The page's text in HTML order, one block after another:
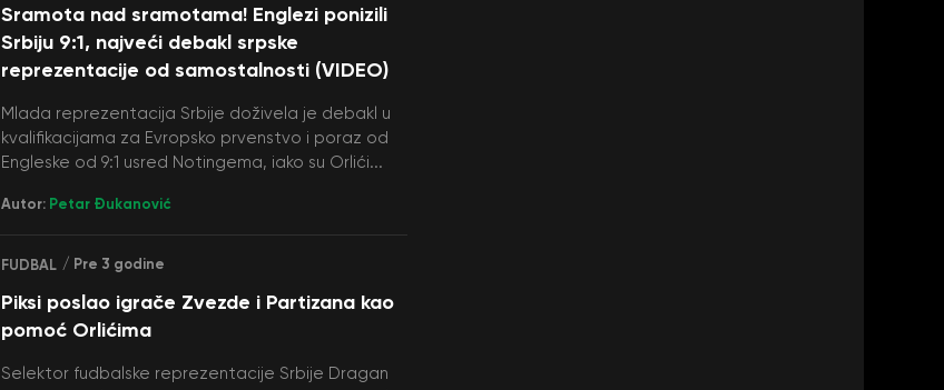
Sramota nad sramotama! Englezi ponizili
Srbiju 9:1, najveći debakl srpske
reprezentacije od samostalnosti (VIDEO)
Mlada reprezentacija Srbije doživela je debakl u
kvalifikacijama za Evropsko prvenstvo i poraz od
Engleske od 9:1 usred Notingema, iako su Orlići...
Autor: Petar Đukanović
FUDBAL / Pre 3 godine
Piksi poslao igrače Zvezde i Partizana kao
pomoć Orlićima
Selektor fudbalske reprezentacije Srbije Dragan